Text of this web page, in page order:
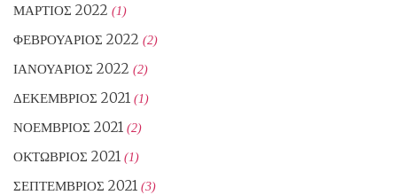
ΜΆΡΤΙΟΣ 2022 (1)
ΦΕΒΡΟΥΆΡΙΟΣ 2022 (2)
ΙΑΝΟΥΆΡΙΟΣ 2022 (2)
ΔΕΚΈΜΒΡΙΟΣ 2021 (1)
ΝΟΈΜΒΡΙΟΣ 2021 (2)
ΟΚΤΏΒΡΙΟΣ 2021 (1)
ΣΕΠΤΈΜΒΡΙΟΣ 2021 (3)